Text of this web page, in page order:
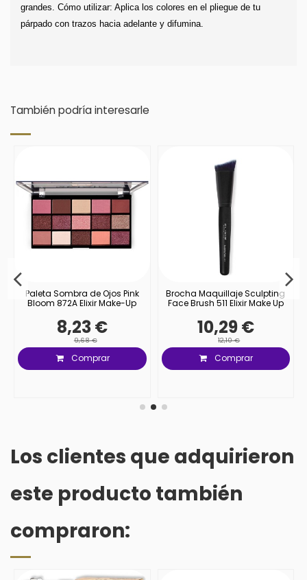
grandes. Cómo utilizar: Aplica los colores en el pliegue de tu
párpado con trazos hacia adelante y difumina.
También podría interesarle
Paleta Sombra de Ojos Pink
Bloom 872A Elixir Make-Up
8,23 €
9,68 €
Comprar
Brocha Maquillaje Sculpting
Face Brush 511 Elixir Make Up
10,29 €
12,10 €
Comprar
Los clientes que adquirieron
este producto también
compraron: